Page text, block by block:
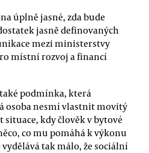
úplně jasné, zda bude
jasně definovaných
mezi ministerstvy
místní rozvoj a financí
podmínka, která
osoba nesmí vlastnit movitý
situace, kdy člověk v bytové
co mu pomáhá k výkonu
tak málo, že sociální